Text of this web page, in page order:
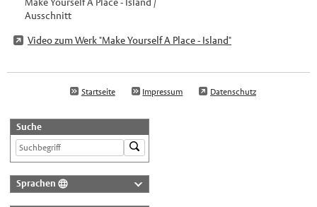
Ausschnitt
Video zum Werk "Make Yourself A Place - Island"
Startseite Impressum Datenschutz
Suche
Sprachen